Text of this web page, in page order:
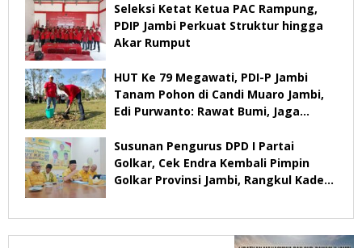
Seleksi Ketat Ketua PAC Rampung,
PDIP Jambi Perkuat Struktur hingga
Akar Rumput
HUT Ke 79 Megawati, PDI-P Jambi
Tanam Pohon di Candi Muaro Jambi,
Edi Purwanto: Rawat Bumi, Jaga
Susunan Pengurus DPD I Partai
Golkar, Cek Endra Kembali Pimpin
Golkar Provinsi Jambi, Rangkul Kader